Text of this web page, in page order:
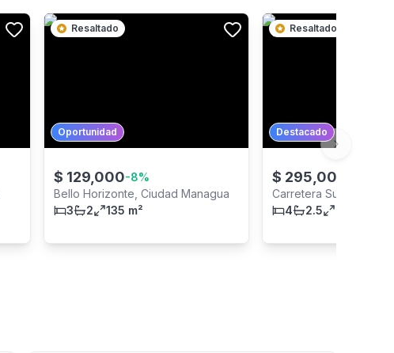
Resaltado
Oportunidad
$ 129,000-8%
Bello Horizonte, Ciudad Managua
3
2 135 m²
Resaltado
Destacado
$ 295,000
Carretera Sur, Ciudad
4
2.5
Next slide